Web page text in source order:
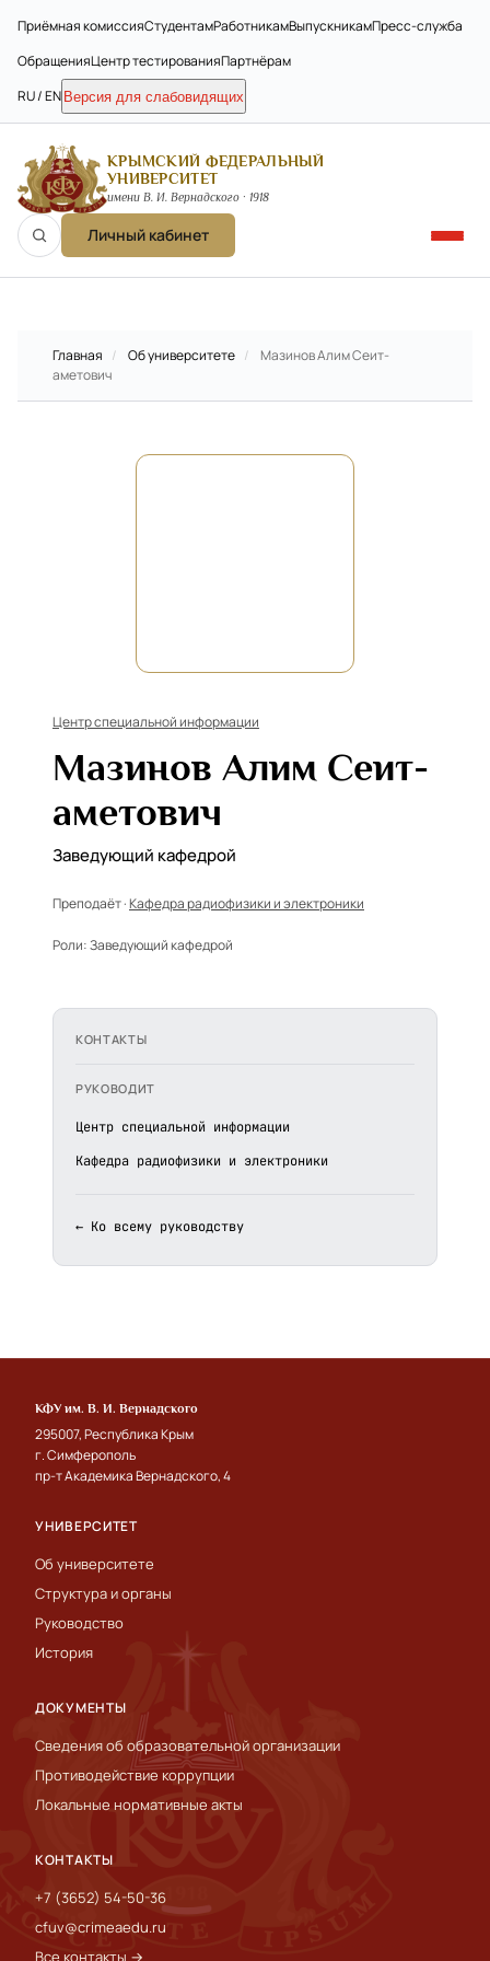
Приёмная комиссияСтудентамРаботникамВыпускникамПресс-служба
ОбращенияЦентр тестированияПартнёрам
RU / EN Версия для слабовидящих
КРЫМСКИЙ ФЕДЕРАЛЬНЫЙ
УНИВЕРСИТЕТ
имени В. И. Вернадского · 1918
Личный кабинет
Главная / Об университете /
Мазинов Алим Сеит-
аметович
Центр специальной информации
Мазинов Алим Сеит-
аметович
Заведующий кафедрой
Преподаёт ·Кафедра радиофизики и электроники
Роли:Заведующий кафедрой
КОНТАКТЫ
РУКОВОДИТ
Центр специальной информации
Кафедра радиофизики и электроники
← Ко всему руководству
КФУ им. В. И. Вернадского
295007, Республика Крым
г. Симферополь
пр-т Академика Вернадского, 4
УНИВЕРСИТЕТ
Об университете
Структура и органы
Руководство
История
ДОКУМЕНТЫ
Сведения об образовательной организации
Противодействие коррупции
Локальные нормативные акты
КОНТАКТЫ
+7 (3652) 54-50-36
cfuv@crimeaedu.ru
Все контакты →